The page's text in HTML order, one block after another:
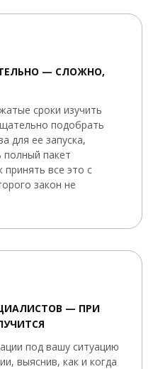
— СЛОЖНО,
сроки изучить
подобрать
для ее запуска,
пакет
принять все это с
закон не
— ПРИ
под вашу ситуацию
выяснив, как и когда